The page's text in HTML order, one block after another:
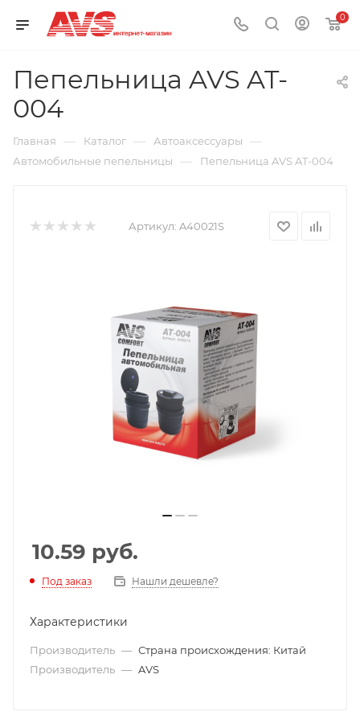
0
Пепельница AVS AT-
004
Главная — Каталог — Автоаксессуары —
Автомобильные пепельницы — Пепельница AVS AT-004
Артикул: A40021S
10.59 руб.
Под заказ Нашли дешевле?
Характеристики
Производитель — Страна происхождения: Китай
Производитель — AVS